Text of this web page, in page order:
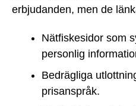
erbjudanden, men de
Nätfiskesidor som
personlig
Bedrägliga
prisanspråk.